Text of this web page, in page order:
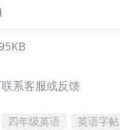
系客服或反馈
四年级英语 英语字帖